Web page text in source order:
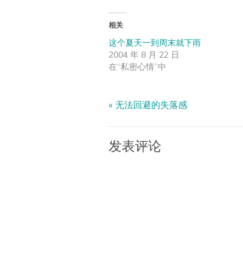
相关
这个夏天一到周末就下雨
2004 年 8 月 22 日
在“私密心情”中
«无法回避的失落感
发表评论